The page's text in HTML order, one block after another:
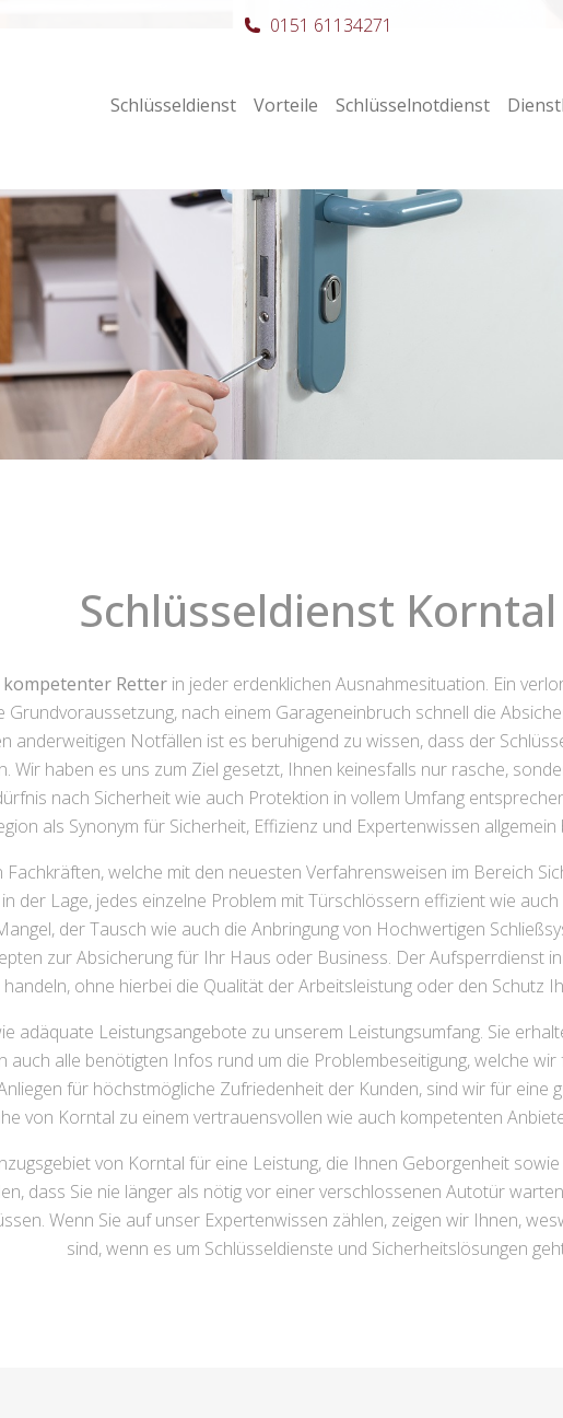
Schlüsseldienst Vorteile Schlüsselnotdienst
0151 61134271
Schlüsseldienst Korntal
Retter in jeder erdenklichen Ausnahmesituation. Ein
nach einem Garageneinbruch schnell die
anderweitigen Notfällen ist es beruhigend zu wissen, dass der
Wir haben es uns zum Ziel gesetzt, Ihnen keinesfalls nur rasche,
nach Sicherheit wie auch Protektion in vollem Umfang
als Synonym für Sicherheit, Effizienz und Expertenwissen allgemein
welche mit den neuesten Verfahrensweisen im Bereich
der Lage, jedes einzelne Problem mit Türschlössern effizient wie
der Tausch wie auch die Anbringung von Hochwertigen
zur Absicherung für Ihr Haus oder Business. Der Aufsperrdienst
ohne hierbei die Qualität der Arbeitsleistung oder den Schutz
adäquate Leistungsangebote zu unserem Leistungsumfang. Sie
alle benötigten Infos rund um die Problembeseitigung, welche
für höchstmögliche Zufriedenheit der Kunden, sind wir für
von Korntal zu einem vertrauensvollen wie auch kompetenten
von Korntal für eine Leistung, die Ihnen Geborgenheit
dass Sie nie länger als nötig vor einer verschlossenen Autotür
Wenn Sie auf unser Expertenwissen zählen, zeigen wir Ihnen,
sind, wenn es um Schlüsseldienste und Sicherheitslösungen